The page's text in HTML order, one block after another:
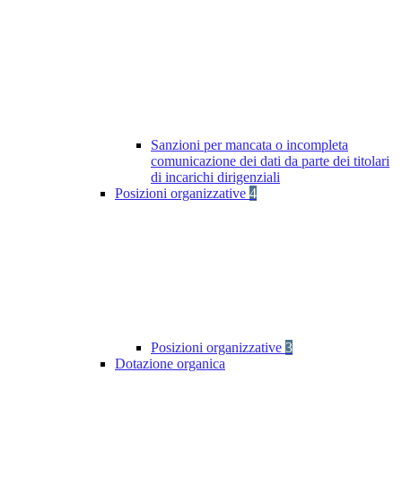
Sanzioni per mancata o incompleta
comunicazione dei dati da parte dei titolari
di incarichi dirigenziali
Posizioni organizzative 4
Posizioni organizzative 3
Dotazione organica